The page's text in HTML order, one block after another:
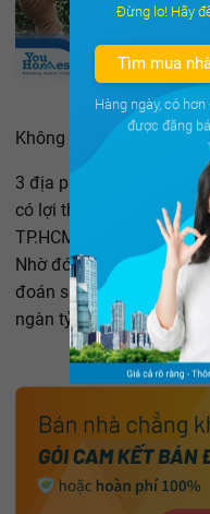
Không gian thư giãn, đi
3 địa phương hút vốn
có lợi thế riêng nhưng
TP.HCM và hệ thống hạ
Nhờ đó, 3 địa phương
đoán sẽ còn tiếp tục bứt
ngàn tỷ cho việc phát
Đừng lo! Hãy
Tìm mua
Hàng ngày, có hơn
được đăng